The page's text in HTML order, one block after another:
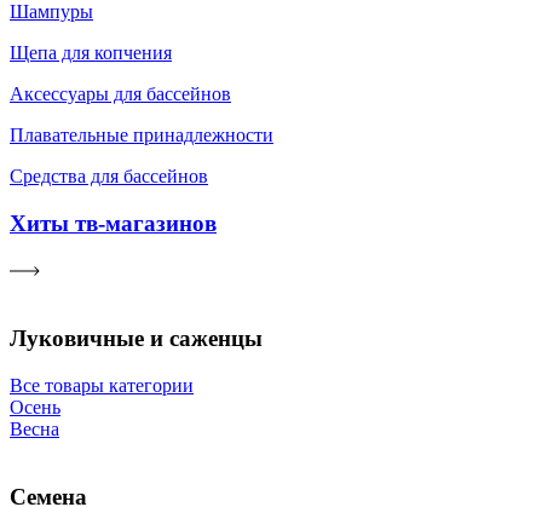
Шампуры
Щепа для копчения
Аксессуары для бассейнов
Плавательные принадлежности
Средства для бассейнов
Хиты тв-магазинов
Луковичные и саженцы
Все товары категории
Осень
Весна
Семена